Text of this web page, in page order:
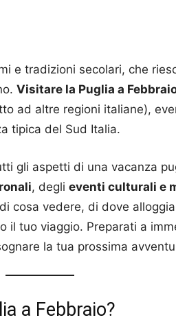
e tradizioni secolari, che
Visitare la Puglia a
ad altre regioni italiane),
tipica del Sud Italia.
gli aspetti di una vacanza
, degli eventi culturali e
cosa vedere, di dove
il tuo viaggio. Preparati a
la tua prossima
a Febbraio?